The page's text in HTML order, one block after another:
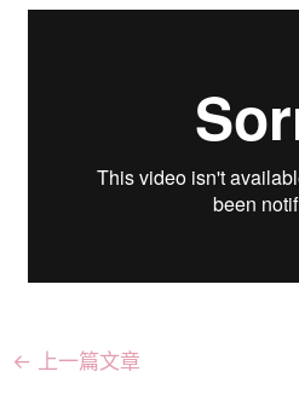
← 上一篇文章